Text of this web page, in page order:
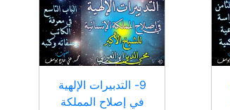
9- التدبيرات الإلهية
في إصلاح المملكة